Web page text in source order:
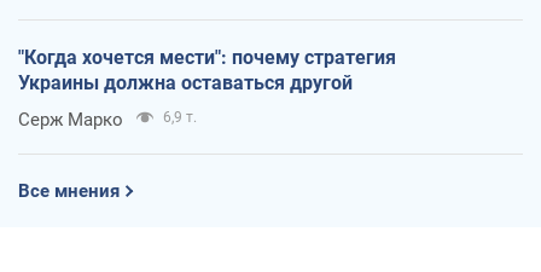
"Когда хочется мести": почему стратегия
Украины должна оставаться другой
Серж Марко 6,9 т.
Все мнения